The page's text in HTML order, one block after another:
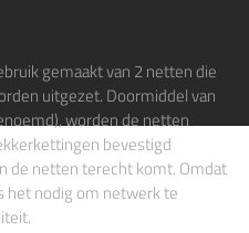
gemaakt van 2 netten die
uitgezet. Doormiddel van
worden de netten
bevestigd
de netten terecht komt. Omdat
het nodig om netwerk te